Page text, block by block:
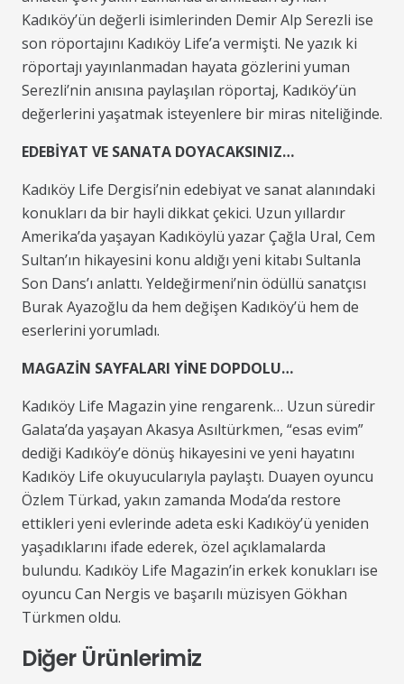
Kadıköy’ün değerli isimlerinden Demir Alp Serezli ise
son röportajını Kadıköy Life’a vermişti. Ne yazık ki
röportajı yayınlanmadan hayata gözlerini yuman
Serezli’nin anısına paylaşılan röportaj, Kadıköy’ün
değerlerini yaşatmak isteyenlere bir miras niteliğinde.
EDEBİYAT VE SANATA DOYACAKSINIZ…
Kadıköy Life Dergisi’nin edebiyat ve sanat alanındaki
konukları da bir hayli dikkat çekici. Uzun yıllardır
Amerika’da yaşayan Kadıköylü yazar Çağla Ural, Cem
Sultan’ın hikayesini konu aldığı yeni kitabı Sultanla
Son Dans’ı anlattı. Yeldeğirmeni’nin ödüllü sanatçısı
Burak Ayazoğlu da hem değişen Kadıköy’ü hem de
eserlerini yorumladı.
MAGAZİN SAYFALARI YİNE DOPDOLU…
Kadıköy Life Magazin yine rengarenk… Uzun süredir
Galata’da yaşayan Akasya Asıltürkmen, “esas evim”
dediği Kadıköy’e dönüş hikayesini ve yeni hayatını
Kadıköy Life okuyucularıyla paylaştı. Duayen oyuncu
Özlem Türkad, yakın zamanda Moda’da restore
ettikleri yeni evlerinde adeta eski Kadıköy’ü yeniden
yaşadıklarını ifade ederek, özel açıklamalarda
bulundu. Kadıköy Life Magazin’in erkek konukları ise
oyuncu Can Nergis ve başarılı müzisyen Gökhan
Türkmen oldu.
Diğer Ürünlerimiz